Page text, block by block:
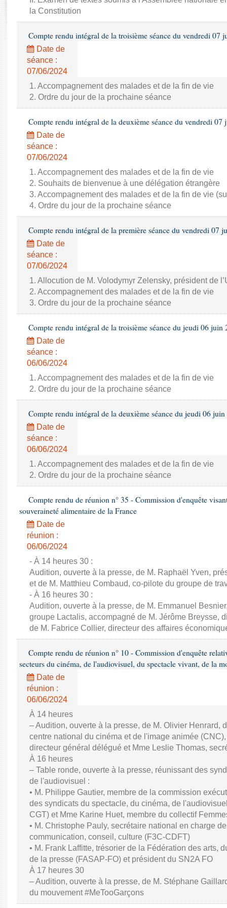
Rapports d'enquête
Rapports législatifs
Baromètre de l’application des lois
Dossiers législatifs
Questions écrites et orales
la Constitution
Compte rendu intégral de la troisième séance du vendredi 07
Date de
séance :
07/06/2024
1. Accompagnement des malades et de la fin de vie
2. Ordre du jour de la prochaine séance
Compte rendu intégral de la deuxième séance du vendredi 07
Date de
séance :
07/06/2024
1. Accompagnement des malades et de la fin de vie
2. Souhaits de bienvenue à une délégation étrangère
3. Accompagnement des malades et de la fin de vie
4. Ordre du jour de la prochaine séance
Compte rendu intégral de la première séance du vendredi 07
Date de
séance :
07/06/2024
1. Allocution de M. Volodymyr Zelensky, président de
2. Accompagnement des malades et de la fin de vie
3. Ordre du jour de la prochaine séance
Compte rendu intégral de la troisième séance du jeudi 06 juin
Date de
séance :
06/06/2024
1. Accompagnement des malades et de la fin de vie
2. Ordre du jour de la prochaine séance
Compte rendu intégral de la deuxième séance du jeudi 06
Date de
séance :
06/06/2024
1. Accompagnement des malades et de la fin de vie
2. Ordre du jour de la prochaine séance
Compte rendu de réunion n° 35 - Commission d'enquête
souveraineté alimentaire de la France
Date de
réunion :
06/06/2024
- À 14 heures 30 :
Audition, ouverte à la presse, de M. Raphaël Yven,
et de M. Matthieu Combaud, co-pilote du groupe de
- À 16 heures 30 :
Audition, ouverte à la presse, de M. Emmanuel
groupe Lactalis, accompagné de M. Jérôme Breysse,
de M. Fabrice Collier, directeur des affaires
Compte rendu de réunion n° 10 - Commission d'enquête
secteurs du cinéma, de l'audiovisuel, du spectacle vivant, de la
Date de
réunion :
06/06/2024
À 14 heures
– Audition, ouverte à la presse, de M. Olivier Henrard,
centre national du cinéma et de l'image animée
directeur général délégué et Mme Leslie Thomas,
À 16 heures
– Table ronde, ouverte à la presse, réunissant des
de l'audiovisuel :
• M. Philippe Gautier, membre de la commission
des syndicats du spectacle, du cinéma, de
CGT) et Mme Karine Huet, membre du collectif
• M. Christophe Pauly, secrétaire national en charge
communication, conseil, culture (F3C-CDFT)
• M. Frank Laffitte, trésorier de la Fédération des arts,
de la presse (FASAP-FO) et président du SN2A FO
À 17 heures 30
– Audition, ouverte à la presse, de M. Stéphane
du mouvement #MeTooGarçons